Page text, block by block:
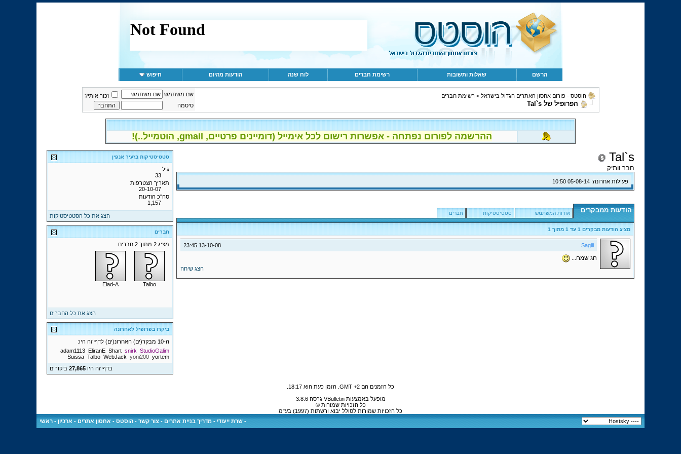
הרשם שאלות ותשובות רשימת חברים לוח שנה הודעות מהיום חיפוש
הוסטס - פורום אחסון האתרים הגדול בישראל > רשימת חברים
הפרופיל של Tal`s
שם משתמש
זכור אותי?
סיסמה
ההרשמה לפורום נפתחה - אפשרות רישום לכל אימייל (דומיינים פרטיים, gmail, הוטמייל..)!
Tal`s
חבר וותיק
פעילות אחרונה: 10:50
הודעות ממבקרים אודות המשתמש סטטיסטיקות חברים
מציג הודעות מבקרים 1 עד 1מתוך 1
13-10-08
23:45 Sagiii
חג שמח...
הצג שיחה
סטטיסטיקות בזעיר אנפין
גיל
33
תאריך הצטרפות
20-10-07
סה"כ הודעות
1,157
הצג את כל הסטטיסטיקות
חברים
מציג 2 מתוך 2 חברים
Talbo
Elad-A
הצג את כל החברים
ביקרו בפרופיל לאחרונה
ה-10 מבקר(ים) האחרונ(ים) לדף זה היו:
adam1113 EliranE Shart snirk StudioGalim
Suissa Talbo WebJack yoni200 yortem
בדף זה היו27,865 ביקורים
כל הזמנים הם GMT +2. הזמן כעת הוא 18:17
מופעל באמצעות VBulletin גרסה 3.8.6
כל הזכויות שמורות ©
כל הזכויות שמורות לסולל יבוא ורשתות (1997) בע"מ
- שרת ייעודי - מדריך בניית אתרים - צור קשר - הוסטס - אחסון אתרים - ארכיון - ראשי